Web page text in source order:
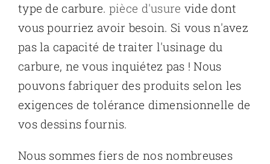
type de carbure. pièce d'usure vide dont
vous pourriez avoir besoin. Si vous n'avez
pas la capacité de traiter l'usinage du
carbure, ne vous inquiétez pas ! Nous
pouvons fabriquer des produits selon les
exigences de tolérance dimensionnelle de
vos dessins fournis.
Nous sommes fiers de nos nombreuses